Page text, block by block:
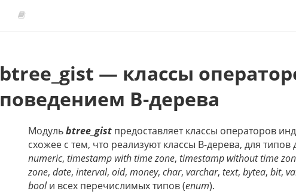
btree_gist — классы
поведением В-дерева
Модульbtree_gist предоставляет классы операторов
схожее с тем, что реализуют классы В-дерева, для типов
numeric, timestamp with time zone, timestamp without time
zone, date, interval, oid, money, char, varchar, text, bytea, bit,
boolи всех перечислимых типов (enum).